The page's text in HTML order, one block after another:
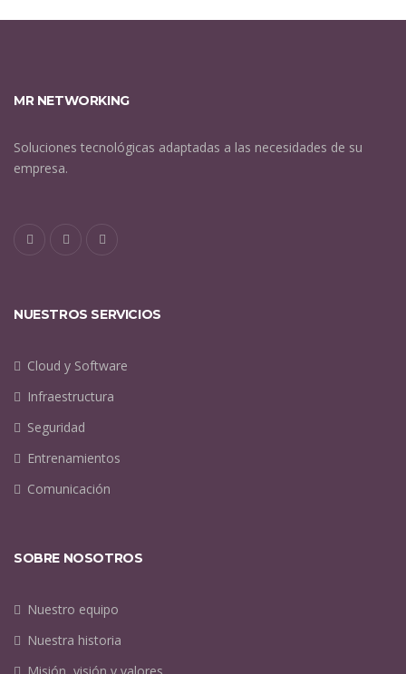
MR NETWORKING
Soluciones tecnológicas adaptadas a las necesidades de su
empresa.
NUESTROS SERVICIOS
Infraestructura
Seguridad
Cloud y Software
Comunicación
Entrenamientos
SOBRE NOSOTROS
Nuestra historia
Nuestro equipo